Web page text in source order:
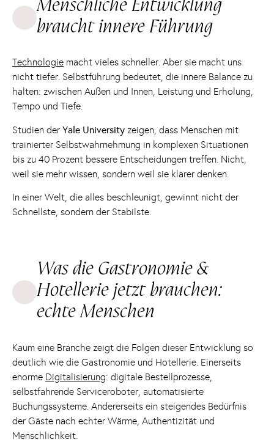
braucht innere Führung
Technologie macht vieles schneller. Aber sie macht uns
nicht tiefer. Selbstführung bedeutet, die innere Balance zu
halten: zwischen Außen und Innen, Leistung und Erholung,
Tempo und Tiefe.
Studien der Yale University zeigen, dass Menschen mit
trainierter Selbstwahrnehmung in komplexen Situationen
bis zu 40 Prozent bessere Entscheidungen treffen. Nicht,
weil sie mehr wissen, sondern weil sie klarer denken.
In einer Welt, die alles beschleunigt, gewinnt nicht der
Schnellste, sondern der Stabilste.
Was die Gastronomie &
Hotellerie jetzt brauchen:
echte Menschen
Kaum eine Branche zeigt die Folgen dieser Entwicklung so
deutlich wie die Gastronomie und Hotellerie. Einerseits
enorme Digitalisierung: digitale Bestellprozesse,
selbstfahrende Serviceroboter, automatisierte
Buchungssysteme. Andererseits ein steigendes Bedürfnis
der Gäste nach echter Wärme, Authentizität und
Menschlichkeit.